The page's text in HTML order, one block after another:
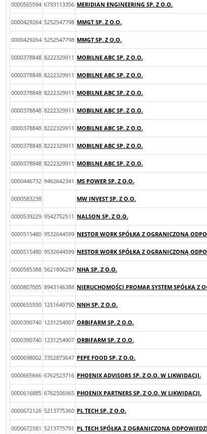
0000565594 6793113356 MERIDIAN ENGINEERING SP. Z O.O.
0000429264 5252547798 MMGT SP. Z O.O.
0000429264 5252547798 MMGT SP. Z O.O.
0000378848 8222329911 MOBILNE ABC SP. Z O.O.
0000378848 8222329911 MOBILNE ABC SP. Z O.O.
0000378848 8222329911 MOBILNE ABC SP. Z O.O.
0000378848 8222329911 MOBILNE ABC SP. Z O.O.
0000378848 8222329911 MOBILNE ABC SP. Z O.O.
0000378848 8222329911 MOBILNE ABC SP. Z O.O.
0000378848 8222329911 MOBILNE ABC SP. Z O.O.
0000446732 9462642341 MS POWER SP. Z O.O.
0000583238
MW INVEST SP. Z O.O.
0000539229 9542752511 NALSON SP. Z O.O.
0000515480 9532644599 NESTOR WORK SPÓŁKA Z OGRANICZONĄ
0000515480 9532644599 NESTOR WORK SPÓŁKA Z OGRANICZONĄ
0000585388 5621806297 NHA SP. Z O.O.
0000807005 8943146388 NIERUCHOMOŚCI PROMAR SYSTEM SPÓŁKA Z
0000655930 1251649750 NNH SP. Z O.O.
0000390740 1231254907 ORBIFARM SP. Z O.O.
0000390740 1231254907 ORBIFARM SP. Z O.O.
0000698002 7352873647 PEPE FOOD SP. Z O.O.
0000665666 6762523716 PHOENIX ADVISORS SP. Z O.O. W LIKWIDACJI.
0000616885 6762506965 PHOENIX PARTNERS SP. Z O.O. W LIKWIDACJI.
0000672126 5213775360 PL TECH SP. Z O.O.
0000672581 5213775791 PL TECH SPÓŁKA Z OGRANICZONĄ